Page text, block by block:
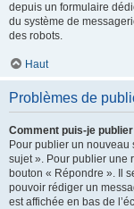
depuis un formulaire
du système de
des robots.
Haut
Problèmes de
Comment puis-je
Pour publier un nouveau
sujet ». Pour publier une
bouton « Répondre ». Il
pouvoir rédiger un
est affichée en bas de